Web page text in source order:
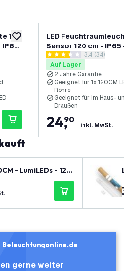
zur Wunschliste hinzufügen
120
IP65
öffnen
LED
Sensor 120 cm - IP65
Edelstahlklammern
3.4 Bewertungssterne
3.4 (34)
Auf Lager
2 Jahre Garantie
Geeignet für 1x 120CM
Röhre
Geeignet für Im Haus-
Draußen
24,
90
inkl. MwSt.
- LumiLEDs - 12W
Lumen - High Effici
gerne weiter